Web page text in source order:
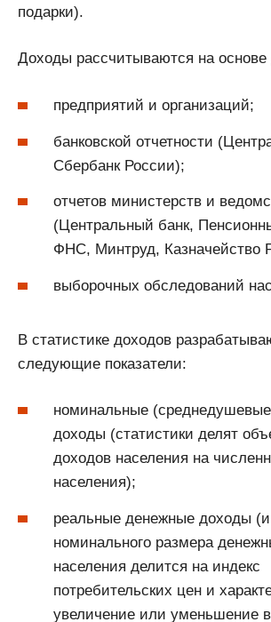
подарки).
Доходы рассчитываются на основе
предприятий и организаций;
банковской отчетности
Сбербанк России);
отчетов министерств и
(Центральный банк,
ФНС, Минтруд, Казначейство
выборочных обследований
В статистике доходов
следующие показатели:
номинальные
доходы (статистики делят
доходов населения на
населения);
реальные денежные доходы
номинального размера
населения делится на индекс
потребительских цен и
увеличение или уменьшение